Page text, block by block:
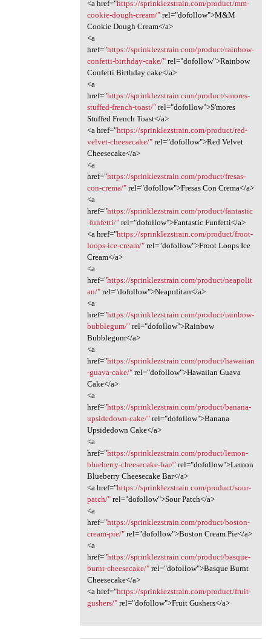
<a href="https://sprinklezstrain.com/product/mm-
cookie-dough-cream/"rel="dofollow">M&M
Cookie Dough Cream</a>
<a
href="https://sprinklezstrain.com/product/rainbow-
confetti-birthday-cake/"rel="dofollow">Rainbow
Confetti Birthday cake</a>
<a
href="https://sprinklezstrain.com/product/smores-
stuffed-french-toast/"rel="dofollow">S'mores
Stuffed French Toast</a>
<a href="https://sprinklezstrain.com/product/red-
velvet-cheesecake/"rel="dofollow">Red Velvet
Cheesecake</a>
<a
href="https://sprinklezstrain.com/product/fresas-
con-crema/"rel="dofollow">Fresas Con Crema</a>
<a
href="https://sprinklezstrain.com/product/fantastic
-funfetti/"rel="dofollow">Fantastic Funfetti</a>
<a href="https://sprinklezstrain.com/product/froot-
loops-ice-cream/"rel="dofollow">Froot Loops Ice
Cream</a>
<a
href="https://sprinklezstrain.com/product/neapolit
an/"rel="dofollow">Neapolitan</a>
<a
href="https://sprinklezstrain.com/product/rainbow-
bubblegum/"rel="dofollow">Rainbow
Bubblegum</a>
<a
href="https://sprinklezstrain.com/product/hawaiian
-guava-cake/"rel="dofollow">Hawaiian Guava
Cake</a>
<a
href="https://sprinklezstrain.com/product/banana-
upsidedown-cake/"rel="dofollow">Banana
Upsidedown Cake</a>
<a
href="https://sprinklezstrain.com/product/lemon-
blueberry-cheesecake-bar/"rel="dofollow">Lemon
Blueberry Cheesecake Bar</a>
<a href="https://sprinklezstrain.com/product/sour-
patch/"rel="dofollow">Sour Patch</a>
<a
href="https://sprinklezstrain.com/product/boston-
cream-pie/"rel="dofollow">Boston Cream Pie</a>
<a
href="https://sprinklezstrain.com/product/basque-
burnt-cheesecake/"rel="dofollow">Basque Burnt
Cheesecake</a>
<a href="https://sprinklezstrain.com/product/fruit-
gushers/"rel="dofollow">Fruit Gushers</a>